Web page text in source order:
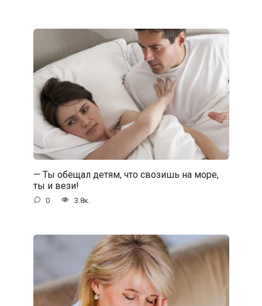
— Ты обещал детям, что свозишь на море,
ты и вези!
0 3.8к.